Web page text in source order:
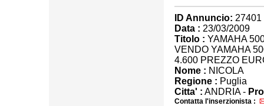
ID Annuncio: 27401
Data : 23/03/2009
Titolo : YAMAHA
VENDO YAMAHA
4.600 PREZZO
Nome : NICOLA
Regione : Puglia
Citta' : ANDRIA -
Contatta l'inserzionista :